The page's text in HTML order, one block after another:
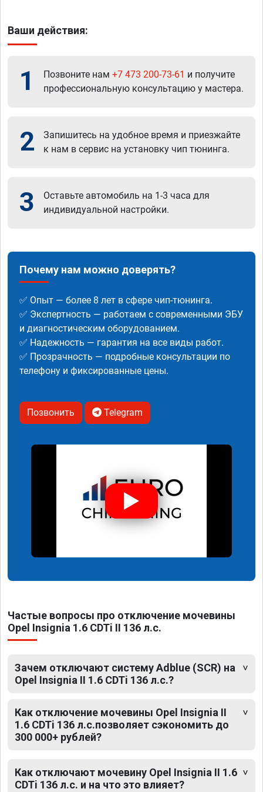
Ваши действия:
1 Позвоните нам +7 473 200-73-61 и получите
профессиональную консультацию у мастера.
2
Запишитесь на удобное время и приезжайте
к нам в сервис на установку чип тюнинга.
3
Оставьте автомобиль на 1-3 часа для
индивидуальной настройки.
Почему нам можно доверять?
✅ Опыт — более 8 лет в сфере чип-тюнинга.
✅ Экспертность — работаем с современными ЭБУ
и диагностическим оборудованием.
✅ Надежность — гарантия на все виды работ.
✅ Прозрачность — подробные консультации по
телефону и фиксированные цены.
Позвонить Telegram
Частые вопросы про отключение мочевины
Opel Insignia 1.6 CDTi II 136 л.с.
Зачем отключают систему Adblue (SCR) на
Opel Insignia II 1.6 CDTi 136 л.с.?
Как отключение мочевины Opel Insignia II
1.6 CDTi 136 л.с.позволяет сэкономить до
300 000+ рублей?
Как отключают мочевину Opel Insignia II 1.6
CDTi 136 л.с. и на что это влияет?